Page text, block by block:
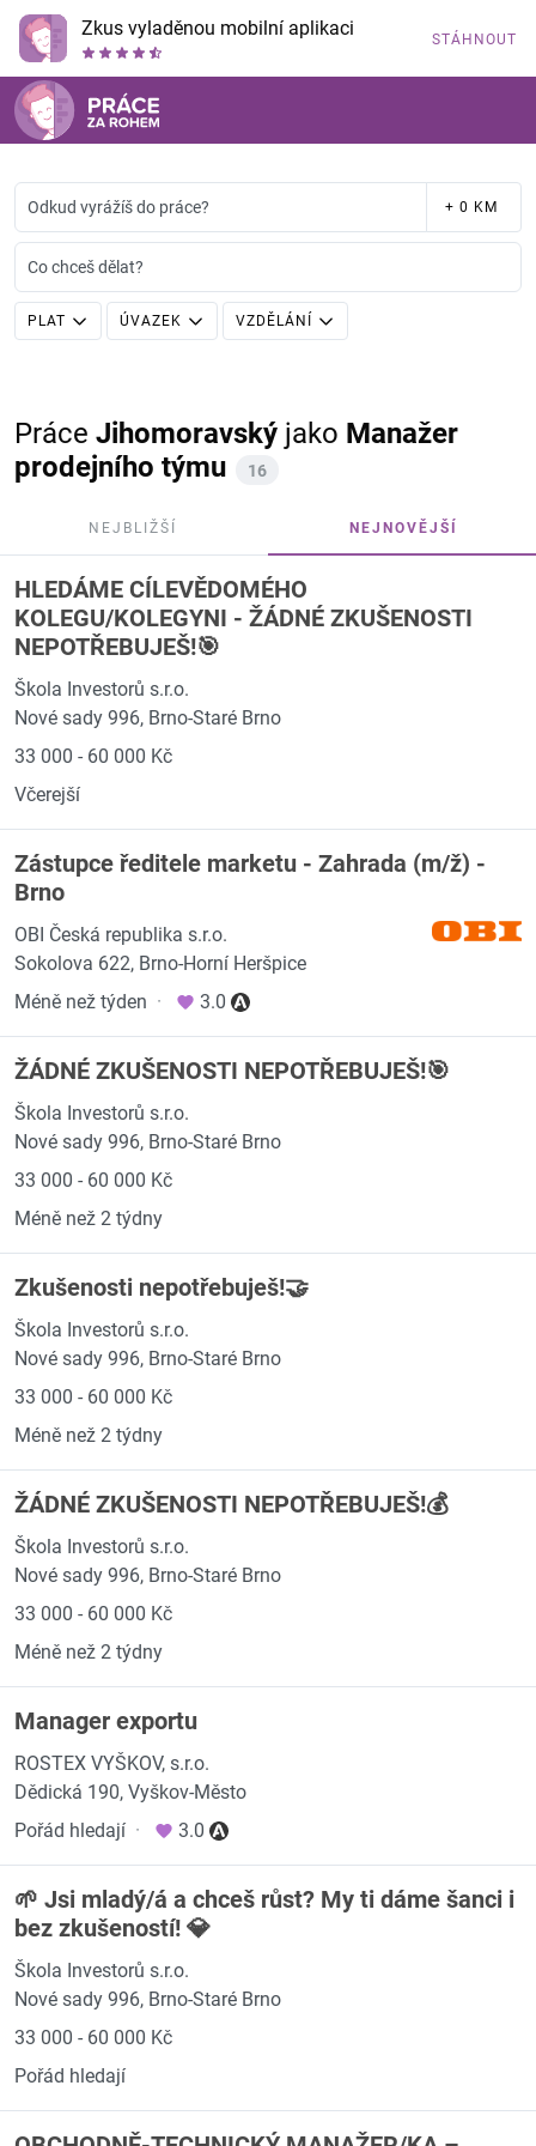
Zkus vyladěnou mobilní aplikaci STÁHNOUT
Odkud vyrážíš do práce? + 0 KM
Co chceš dělat?
PLAT ÚVAZEK VZDĚLÁNÍ
Práce Jihomoravský jako Manažer
prodejního týmu
16
NEJBLIŽŠÍ NEJNOVĚJŠÍ
HLEDÁME CÍLEVĚDOMÉHO
KOLEGU/KOLEGYNI - ŽÁDNÉ ZKUŠENOSTI
NEPOTŘEBUJEŠ!🎯
Škola Investorů s.r.o.
Nové sady 996, Brno-Staré Brno
33 000 - 60 000 Kč
Včerejší
Zástupce ředitele marketu - Zahrada (m/ž) -
Brno
OBI Česká republika s.r.o.
Sokolova 622, Brno-Horní Heršpice
Méně než týden · 3.0
ŽÁDNÉ ZKUŠENOSTI NEPOTŘEBUJEŠ!🎯
Škola Investorů s.r.o.
Nové sady 996, Brno-Staré Brno
33 000 - 60 000 Kč
Méně než 2 týdny
Zkušenosti nepotřebuješ!🤝
Škola Investorů s.r.o.
Nové sady 996, Brno-Staré Brno
33 000 - 60 000 Kč
Méně než 2 týdny
ŽÁDNÉ ZKUŠENOSTI NEPOTŘEBUJEŠ!💰
Škola Investorů s.r.o.
Nové sady 996, Brno-Staré Brno
33 000 - 60 000 Kč
Méně než 2 týdny
Manager exportu
ROSTEX VYŠKOV, s.r.o.
Dědická 190, Vyškov-Město
Pořád hledají · 3.0
🌱 Jsi mladý/á a chceš růst? My ti dáme šanci i
bez zkušeností! 💎
Škola Investorů s.r.o.
Nové sady 996, Brno-Staré Brno
33 000 - 60 000 Kč
Pořád hledají